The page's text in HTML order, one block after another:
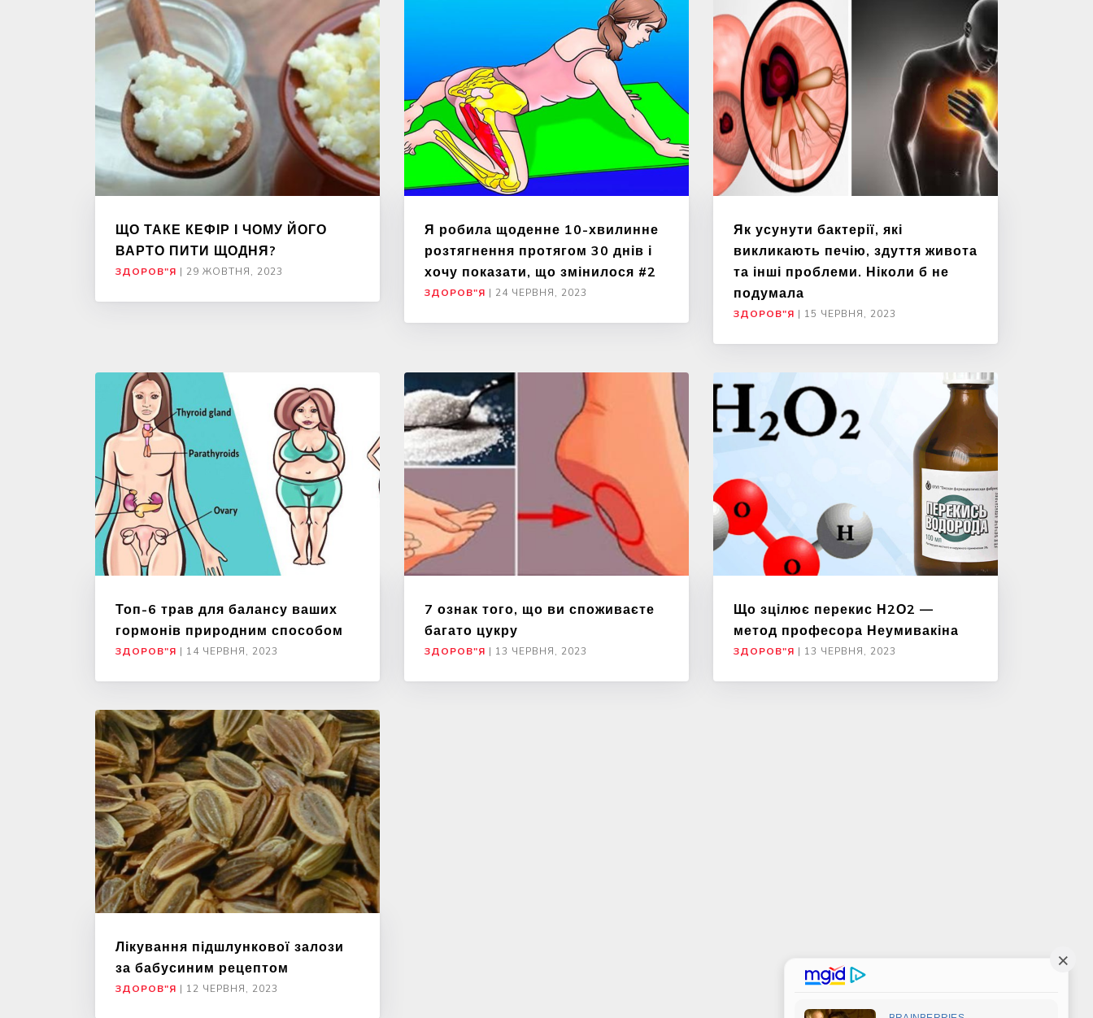
ЩО ТАКЕ КЕФІР І ЧОМУ ЙОГО
ВАРТО ПИТИ ЩОДНЯ?
ЗДОРОВ"Я | 29 ЖОВТНЯ, 2023
Я робила щоденне 10-хвилинне
розтягнення протягом 30 днів і
хочу показати, що змінилося #2
ЗДОРОВ"Я | 24 ЧЕРВНЯ, 2023
Як усунути бактерії, які
викликають печію, здуття живота
та інші проблеми. Ніколи б не
подумала
ЗДОРОВ"Я | 15 ЧЕРВНЯ, 2023
Топ-6 трав для балансу ваших
гормонів природним способом
ЗДОРОВ"Я | 14 ЧЕРВНЯ, 2023
7 ознак того, що ви споживаєте
багато цукру
ЗДОРОВ"Я | 13 ЧЕРВНЯ, 2023
Що зцілює перекис Н2О2 —
метод професора Неумивакіна
ЗДОРОВ"Я | 13 ЧЕРВНЯ, 2023
Лікування підшлункової залози
за бабусиним рецептом
ЗДОРОВ"Я | 12 ЧЕРВНЯ, 2023